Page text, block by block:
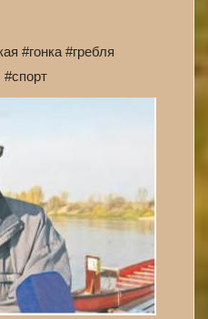
#гонка #гребля
#спорт